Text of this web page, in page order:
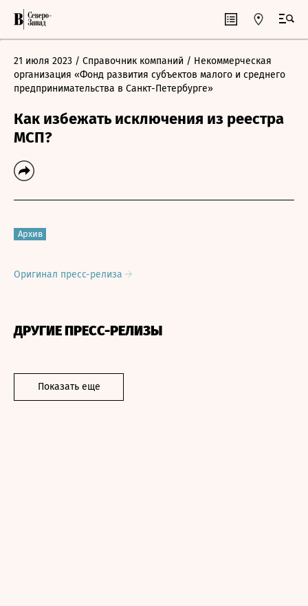
21 июля 2023 / Справочник компаний / Некоммерческая
организация «Фонд развития субъектов малого и среднего
предпринимательства в Санкт-Петербурге»
Как избежать исключения из реестра
МСП?
Архив
Оригинал пресс-релиза
ДРУГИЕ ПРЕСС-РЕЛИЗЫ
Показать еще